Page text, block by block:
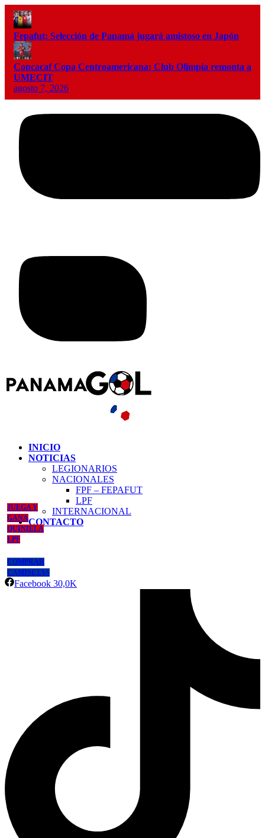
Fepafut: Selección de Panamá jugará amistoso en Japón
Concacaf Copa Centroamericana: Club Olimpia remonta a
UMECIT
agosto 7, 2026
INICIO
NOTICIAS
LEGIONARIOS
NACIONALES
FPF – FEPAFUT
LPF
INTERNACIONAL
CONTACTO
JUEGA Y
GANA
QUINIELA
LPF
COMPRAR
CAMISETAS
Facebook 30,0K